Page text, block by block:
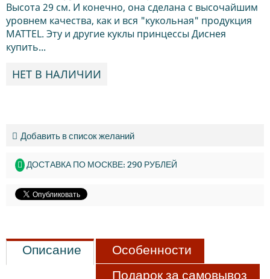
Высота 29 см. И конечно, она сделана с высочайшим
уровнем качества, как и вся "кукольная" продукция
MATTEL. Эту и другие куклы принцессы Диснея
купить...
НЕТ В НАЛИЧИИ
Добавить в список желаний
ДОСТАВКА ПО МОСКВЕ: 290 РУБЛЕЙ
Описание
Особенности
Подарок за самовывоз